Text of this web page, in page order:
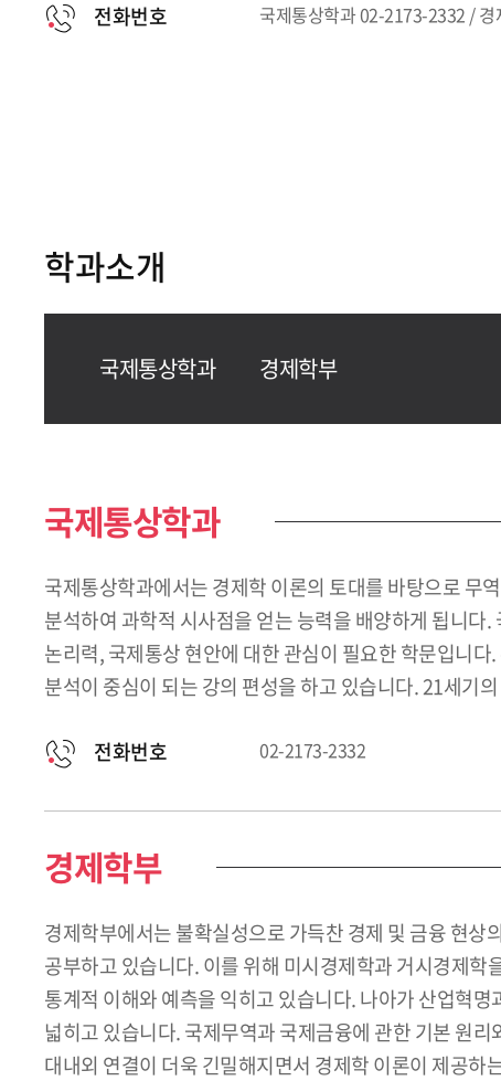
전화번호 국제통상학과 02-2173-2332 /
학과소개
국제통상학과 경제학부
국제통상학과
국제통상학과에서는 경제학 이론의 토대를 바탕으로 무
분석하여 과학적 시사점을 얻는 능력을 배양하게 됩니
논리력, 국제통상 현안에 대한 관심이 필요한 학문입니
분석이 중심이 되는 강의 편성을 하고 있습니다. 21세기
전화번호 02-2173-2332
경제학부
경제학부에서는 불확실성으로 가득찬 경제 및 금융 현상
공부하고 있습니다. 이를 위해 미시경제학과 거시경제
통계적 이해와 예측을 익히고 있습니다. 나아가 산업혁
넓히고 있습니다. 국제무역과 국제금융에 관한 기본 원
대내외 연결이 더욱 긴밀해지면서 경제학 이론이 제공하